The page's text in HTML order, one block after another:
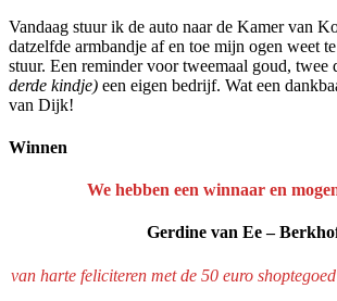
Vandaag stuur ik de auto naar de Kamer van
datzelfde armbandje af en toe mijn ogen weet
stuur. Een reminder voor tweemaal goud, twee
derde kindje) een eigen bedrijf. Wat een
van Dijk!
Winnen
We hebben een winnaar en
Gerdine van Ee –
van harte feliciteren met de 50 euro